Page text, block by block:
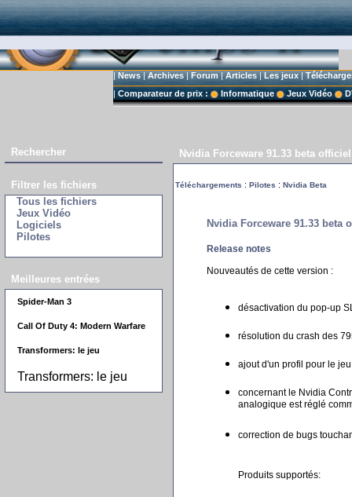
|News|Archives|Forum|Articles|Les jeux|
| Comparateur de prix : Informatique Jeux Vidéo
Rechercher
Filtrer les fichiers
Tous les fichiers
Jeux Vidéo
Logiciels
Pilotes
Meilleures entrées
Spider-Man 3
Call Of Duty 4: Modern Warfare
Transformers: le jeu
Transformers: le jeu
Nvidia Forceware 91.33 beta
Téléchargements : Pilotes : Nvidia Beta
Nvidia Forceware 91.33 beta
Release notes
Nouveautés de cette version :
désactivation du pop-up
résolution du crash des
ajout d'un profil pour le
concernant le Nvidia
analogique est réglé
correction de bugs
Produits supportés: